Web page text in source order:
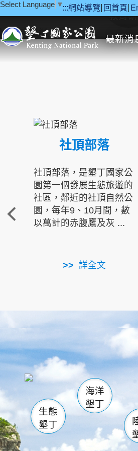
:::網站導覽 回首頁
Select Language ▼
最新消
教育
社頂部落
社頂部落，是墾丁國家公
園第一個發展生態旅遊的
社區，鄰近的社頂自然公
園，每年9、10月間，數
以萬計的赤腹鷹及灰 ...
詳全文
龜山 海生館
恆春
龍鑾潭自
瓊麻館
關山
白砂
生態
墾丁
海洋
墾丁